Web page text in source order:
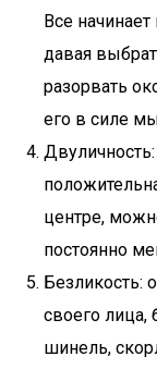
Все
давая
разорвать
его в силе
центре,
постоянно
Безликость:
своего
шинель,